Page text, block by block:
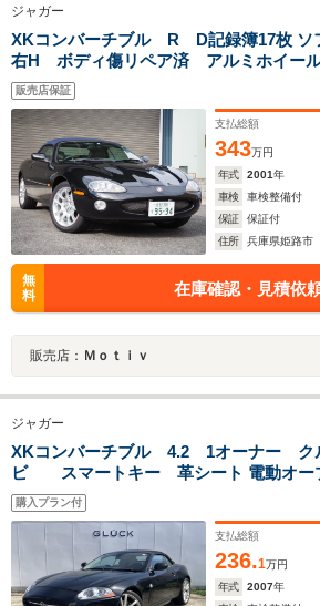
ジャガー
XKコンバーチブル R D記録簿17枚 ソ
右H ボディ傷リペア済 アルミホイー
ジュ革
販売店保証
支払総額
343万円
年式
2001年
車検
車検整備付
保証
保証付
住所
兵庫県姫路市
無
料
在庫確認・見積依
販売店： Ｍｏｔｉｖ
ジャガー
XKコンバーチブル 4.2 1オーナー ク
ビ スマートキー 革シート 電動オー
スタート パワーシート 20インチAW
ー ハンドルヒーター 2ゾーンクライメ
ャージヘッドライト
購入プラン付
支払総額
236.1万円
年式
2007年